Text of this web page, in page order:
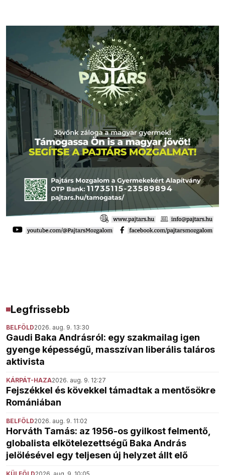
Legfrissebb
BELFÖLD2026. aug. 9. 13:30
Gaudi Baka Andrásról: egy szakmailag igen
gyenge képességű, masszívan liberális taláros
aktivista
KÁRPÁT-HAZA2026. aug. 9. 12:27
Fejszékkel és kövekkel támadtak a mentősökre
Romániában
BELFÖLD2026. aug. 9. 11:02
Horváth Tamás: az 1956-os gyilkost felmentő,
globalista elkötelezettségű Baka András
jelölésével egy teljesen új helyzet állt elő